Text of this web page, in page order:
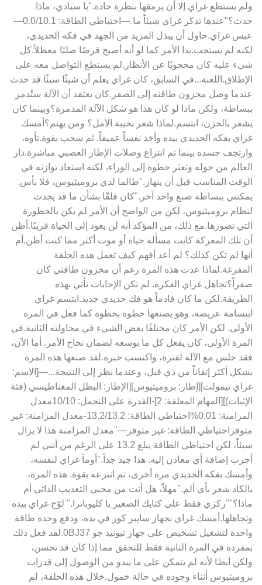
ولم يستطع غراي إلا أن يرمقها بنظرة حادة."يا سيادي، ماذا
حدث؟"عندها تذكر غراي شيئاً ما.—احتياطي الطاقة: 0.0/10.1—
عبس غراي.حاول أن يبذل المزيد من الجهد في فكه الحديدي،
لكنه لم يستجب.بدا الأمر كما لو أنه أصبح قرصًا صلبًا معطلاً.كل
شيء عليه كان محجوبًا عن الأنظار.لم يستطع التواصل معه على
الإطلاق.اللعنة...في السابق، كان غراي يعلم أن شيئًا سيئًا قد حدث
عندما وصل مخزون طاقته إلى الصفر.كان يعتقد أن الآلة ستُدمر
ببساطة، ولكن ماذا لو كان هذا هو شكل الآلة المدمرة؟وبينما كان
يشعر بالحزن، ابتسم.لماذا شعر بخيبة الأمل؟ ومن يهتم؟أمسك
غراي بفكه الحديدي بيده وأخذ نفساً عميقاً. ثم سحب بقوة.تأوه،
وارتجف جسده بينما تم انتزاع وصلات الإطار العصبي مباشرة.دار
العالم من حوله وتعثر خطوة إلى الوراء، لكنه استعاد توازنه في
الوقت المناسب قبل أن ينهار."طالما لدي بروميثيوس، فلا بأس.
يمكنني ببساطة صنع واحد آخر."كان قلقًا بشأن ما قد يحدث
لنظام بروميثيوس، لكن من الواضح أن الأمر لم يكن بالخطورة
التي تصورها.مع ذلك، من المؤكد أنه لن يعود إلى الحياة قريبًا.أظن
أن تلك المعركة كانت مسألة حياة أو موت أكثر مما كنت أظن.أم
أنها لم تكن كذلك؟ لم أعد أفهم كيف تعمل هذه الحلقة
المفرغة.لماذا عدت هذه المرة رغم أن مخزون طاقتي كان
صفراً؟تجاهل غراي الفكرة. لم تكن الإجابات تأتي بهذه
الطريقة.لكن ما كان قادماً هو فك حديدي جديد.ابتسم غراي
ابتسامة عريضة، وهو يصنعها خطوة بخطوة كما فعل في المرة
الأولى. لكن الأمر كان مختلفًا بعض الشيء في محاولته الثانية.في
المرة الأولى، كان يفعل كل ما بوسعه لضمان نجاح الأمر. أما الآن،
فقد جلس مع الآلة لفترة، واكتسب خبرة.لقد صنعها هذه المرة
بشكل أكثر إتقاناً من ذي قبل، وعندما نظر إلى النتيجة...—[الاسم:
غراي تيمولت][إطار: بروميثيوس][الإطار: البطل المغناطيسي (فئة
الإثبات)][المهام المعلقة: 2]-القدرة على التحمل: 10/10معدل
المزامنة: 0.01%احتياطي الطاقة: 13.2/13.2-معدل المزامنة: غير
متوفراحتياطي الطاقة: غير متوفر—"معدل المزامنة هذا لا يزال
سيئاً، لكن احتياطي الطاقة يبلغ 13.2 على الرغم من أنني لم
أجرب إضافة أي معادن إليه. هذا جيد جداً."أومأ غراي لنفسه،
وأمسك بفكه الحديدي مرة أخرى، ثم انتزعه بقوة. هذه المرة،
بالكاد شعر بأي ألم."مهلاً، هل أنت من محبي التعذيب الذاتي أم
ماذا؟""ركزي فقط على كتابك الصغير يا كليوباترا." لوّح غراي بيده
وتجاهلها.أمسك غراي بجهاز سايبر كور في يده، ودفع وحدة طاقة
واحدة لتشغيل تشخيص على جهاز تيونيد جو 0BJ37.لقد فعل ذلك
بمفرده في المرة الثانية فقط للتحقق مما إذا كان قد تحسن،
ولكن أيضًا لأنه لم يتمكن على ما يبدو من الوصول إلى قدرات
بروميثيوس أثناء وجوده في حالة خمول.خلال هذه الحلقة، لم